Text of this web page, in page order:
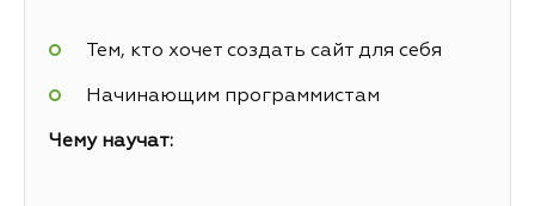
Тем, кто хочет создать сайт для себя
Начинающим программистам
Чему научат: